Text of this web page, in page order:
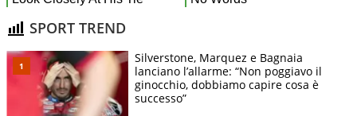
SPORT TREND
Silverstone, Marquez e Bagnaia
lanciano l’allarme: “Non poggiavo il
ginocchio, dobbiamo capire cosa è
successo”